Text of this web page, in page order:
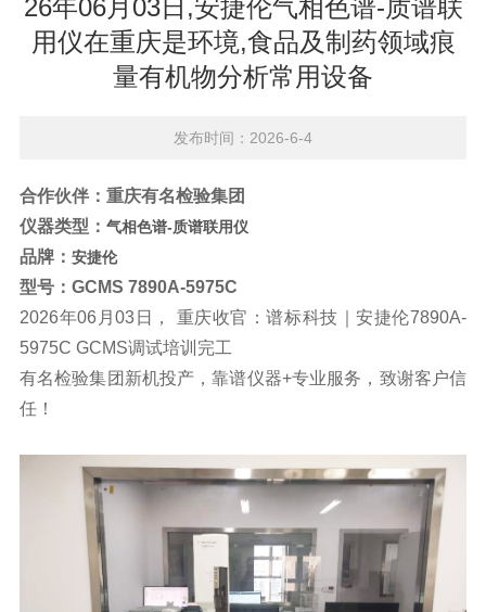
26年06月03日,安捷伦气相色谱-质谱联
用仪在重庆是环境,食品及制药领域痕
量有机物分析常用设备
发布时间：2026-6-4
合作伙伴：重庆有名检验集团
仪器类型： 气相色谱-质谱联用仪
品牌： 安捷伦
型号：GCMS 7890A-5975C
2026年06月03日， 重庆收官：谱标科技｜安捷伦7890A-
5975C GCMS调试培训完工
有名检验集团新机投产，靠谱仪器+专业服务，致谢客户信
任！